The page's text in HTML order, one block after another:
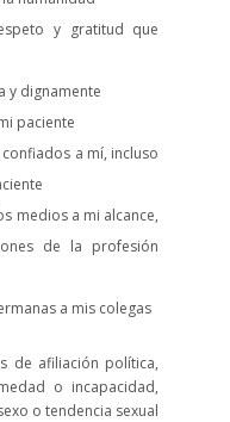
y gratitud que
y dignamente
paciente
a mí, incluso
medios a mi alcance,
de la profesión
a mis colegas
de afiliación política,
o incapacidad,
o tendencia sexual